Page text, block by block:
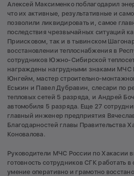
Алексей Максименко поблагодарил
что их активные, результативные и
позволили ликвидировать и, самое
последствия чрезвычайных ситуаций
Приисковом, так и в тывинском
восстановлении теплоснабжения в
сотрудников Южно-Сибирской
награждены нагрудными знаками МЧС
Юнгейм, мастер строительно-
Еськин и Павел Дубравин, слесари по
тепловых сетей 5 разряда, и Андрей
автомобиля 5 разряда. Еще 27
главный инженер предприятия
Благодарностей главы Правительства
Коновалова.
Руководители МЧС России по Хакасии
готовность сотрудников СГК работать
умение оперативно и грамотно